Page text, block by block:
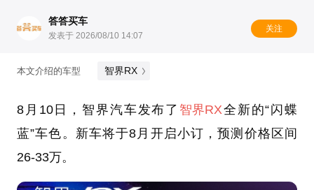
答答买车
发表于 2026/08/10 14:07
关注
本文介绍的车型 智界RX
8月10日，智界汽车发布了 智界RX全新的“闪蝶
蓝”车色。新车将于8月开启小订，预测价格区间
26-33万。